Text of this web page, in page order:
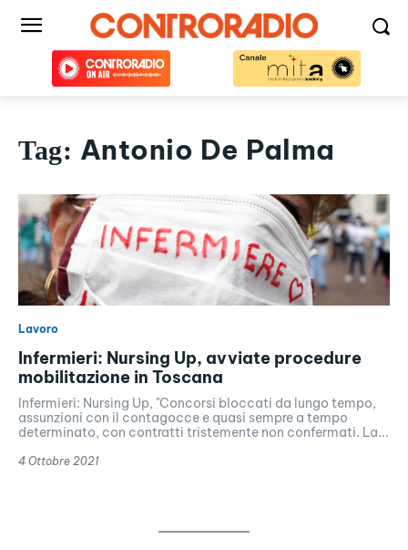
Tag: Antonio De Palma
Lavoro
Infermieri: Nursing Up, avviate procedure
mobilitazione in Toscana
Infermieri: Nursing Up, "Concorsi bloccati da lungo tempo,
assunzioni con il contagocce e quasi sempre a tempo
determinato, con contratti tristemente non confermati. La...
4 Ottobre 2021